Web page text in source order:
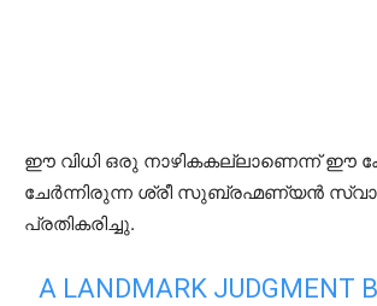
ഈ വിധി ഒരു നാഴികകല്ലാണെന്ന് ഈ
ചേർന്നിരുന്ന ശ്രീ സുബ്രഹ്മണ്യൻ
പ്രതികരിച്ചു.
A LANDMARK JUDGMENT